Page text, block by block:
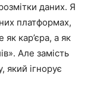
даних. Я
платформах,
кар’єра, а як
Але замість
який ігнорує